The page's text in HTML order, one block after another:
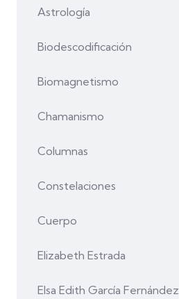
Astrología
Biodescodificación
Biomagnetismo
Chamanismo
Columnas
Constelaciones
Cuerpo
Elizabeth Estrada
Elsa Edith García Fernández